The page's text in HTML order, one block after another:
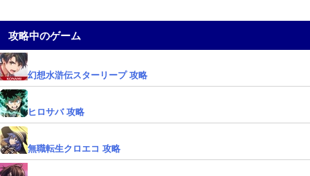
攻略中のゲーム
幻想水滸伝スターリープ 攻略
ヒロサバ 攻略
無職転生クロエコ 攻略